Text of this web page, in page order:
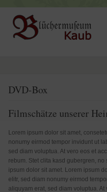
DVD-Box
Filmschätze unserer
Lorem ipsum dolor sit amet,
nonumy eirmod tempor invidunt ut
sed diam voluptua. At vero eos et
rebum. Stet clita kasd gubergren,
ipsum dolor sit amet. Lorem ipsum
elitr, sed diam nonumy eirmod
aliquyam erat, sed diam voluptua.